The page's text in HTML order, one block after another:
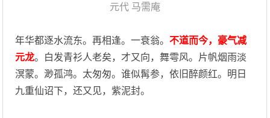
元代 马需庵
年华都逐水流东。再相逢。一衰翁。不道而今，豪气减
元龙。白发青衫人老矣，才又向，舞雩风。片帆烟雨淡
溟蒙。渺孤鸿。太匆匆。谁似髯参，依旧醉颜红。明日
九重仙诏下，还又见，紫泥封。